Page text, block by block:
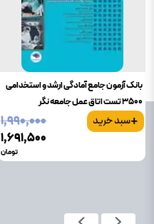
بانک آزمون جامع آمادگی ارشد و استخدامی
3500 تست اتاق عمل جامعه نگر
+سبد خرید
۱٬۹۹۰٬۰۰۰
۱٬۶۹۱٬۵۰۰
تومان